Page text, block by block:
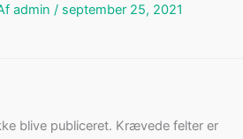
admin / september 25, 2021
blive publiceret. Krævede felter er